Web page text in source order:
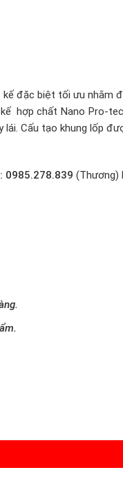
đặc biệt tối ưu nhằm
hợp chất Nano Pro-
Cấu tạo khung lốp
0985.278.839 (Thương)